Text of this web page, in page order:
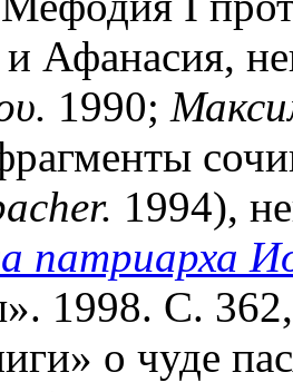
Афанасия,
1990;
1994),
патриарха
1998. С.
о чуде